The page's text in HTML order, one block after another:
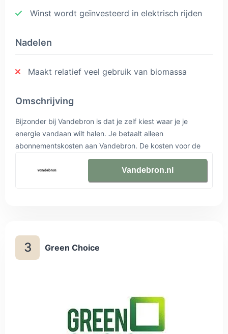
Winst wordt geïnvesteerd in elektrisch rijden
Nadelen
Maakt relatief veel gebruik van biomassa
Omschrijving
Bijzonder bij Vandebron is dat je zelf kiest waar je je
energie vandaan wilt halen. Je betaalt alleen
abonnementskosten aan Vandebron. De kosten voor de
energie betaal je aan de producent, bijvoorbeeld een
windboer.
Vandebron.nl
3 Green Choice